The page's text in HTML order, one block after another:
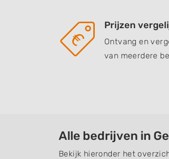
Prijzen
Ontvang en
van meerdere
Alle bedrijven in
Bekijk hieronder het